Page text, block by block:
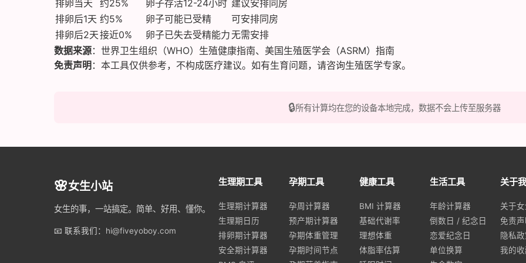
排卵当天
约25% 卵子存活12-24小时 建议安排同房
排卵后1天 约5% 卵子可能已受精
可安排同房
排卵后2天接近0% 卵子已失去受精能力无需安排
数据来源：世界卫生组织（WHO）生殖健康指南、美国生殖医学会（ASRM）指南
免责声明 ：本工具仅供参考，不构成医疗建议。如有生育问题，请咨询生殖医学专家。
🔒所有计算均在您的设备本地完成，数据不会上传至服务器
🌸女生小站
女生的事，一站搞定。简单、好用、懂你。
📧 联系我们： hi@fiveyoboy.com
生理期工具
生理期计算器
生理期日历
排卵期计算器
安全期计算器
孕期工具
孕周计算器
预产期计算器
孕期体重管理
孕期时间节点
健康工具
BMI 计算器
基础代谢率
理想体重
体脂率估算
生活工具
年龄计算器
倒数日 / 纪念日
恋爱纪念日
单位换算
关于
关于
免责
隐私
我的